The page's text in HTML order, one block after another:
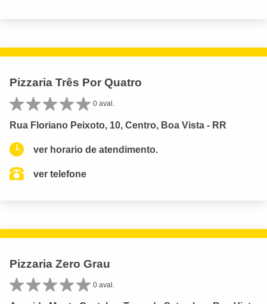
Pizzaria Três Por Quatro
0 aval.
Rua Floriano Peixoto, 10, Centro, Boa Vista - RR
ver horario de atendimento.
ver telefone
Pizzaria Zero Grau
0 aval.